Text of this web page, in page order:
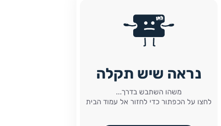
נראה שיש תקלה
משהו השתבש בדרך...
לחצו על הכפתור כדי לחזור אל עמוד הבית